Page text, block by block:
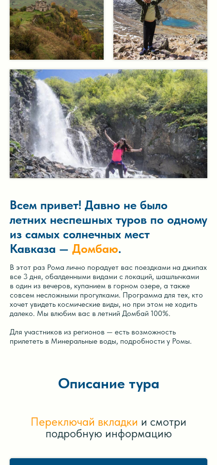
Всем привет! Давно не было
летних неспешных туров по одному
из самых солнечных мест
Кавказа — Домбаю.
В этот раз Рома лично порадует вас поездками на джипах
все 3 дня, обалденными видами с локаций, шашлычками
в один из вечеров, купанием в горном озере, а также
совсем несложными прогулками. Программа для тех, кто
хочет увидеть космические виды, но при этом не ходить
далеко. Мы влюбим вас в летний Домбай 100%.
Для участников из регионов — есть возможность
прилететь в Минеральные воды, подробности у Ромы.
Описание тура
Переключай вкладки и смотри
подробную информацию